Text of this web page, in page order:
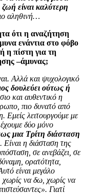
είναι καλύτερη
αληθινή…
ότι η αναζήτηση
ενάντια στο φόβο
η πίστη για τη
–άμυνας;
Αλλά και ψυχολογικό
δουλεύει ούτως ή
και αυθεντικό η
πιο δυνατό από
Εμείς λειτουργούμε με
δύο μόνο
μια Τρίτη διάσταση
η διάσταση της
σε ανεβάζει, σε
ορατότητα,
είναι μεγάλο
χωρίς να δω, χωρίς να
Γιατί